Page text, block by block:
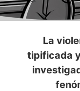
La
tipificada